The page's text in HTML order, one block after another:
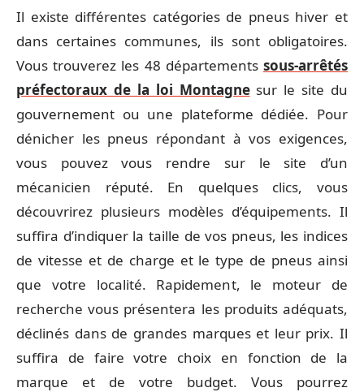
Il existe différentes catégories de pneus hiver et
dans certaines communes, ils sont obligatoires.
Vous trouverez les 48 départements sous-arrêtés
préfectoraux de la loi Montagnesur le site du
gouvernement ou une plateforme dédiée. Pour
dénicher les pneus répondant à vos exigences,
vous pouvez vous rendre sur le site d’un
mécanicien réputé. En quelques clics, vous
découvrirez plusieurs modèles d’équipements. Il
suffira d’indiquer la taille de vos pneus, les indices
de vitesse et de charge et le type de pneus ainsi
que votre localité. Rapidement, le moteur de
recherche vous présentera les produits adéquats,
déclinés dans de grandes marques et leur prix. Il
suffira de faire votre choix en fonction de la
marque et de votre budget. Vous pourrez